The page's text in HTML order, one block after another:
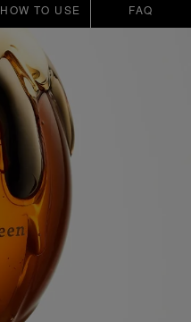
HOW TO USE FAQ